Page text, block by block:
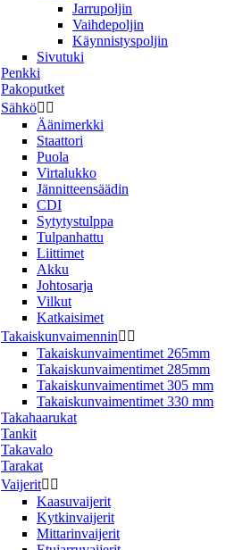
Jarrupoljin
Vaihdepoljin
Käynnistyspoljin
Sivutuki
Penkki
Pakoputket
Sähkö 
Äänimerkki
Staattori
Puola
Virtalukko
Jännitteensäädin
CDI
Sytytystulppa
Tulpanhattu
Liittimet
Akku
Johtosarja
Vilkut
Katkaisimet
Takaiskunvaimennin 
Takaiskunvaimentimet 265mm
Takaiskunvaimentimet 285mm
Takaiskunvaimentimet 305 mm
Takaiskunvaimentimet 330 mm
Takahaarukat
Tankit
Takavalo
Tarakat
Vaijerit 
Kaasuvaijerit
Kytkinvaijerit
Mittarinvaijerit